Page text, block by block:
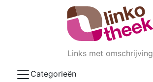
Skip to main content
Links met omschrijving
Categorieën